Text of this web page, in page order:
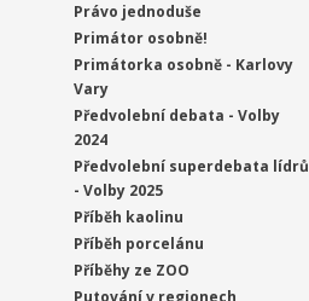
Právo jednoduše
Primátor osobně!
Primátorka osobně - Karlovy
Vary
Předvolební debata - Volby
2024
Předvolební superdebata lídrů
- Volby 2025
Příběh kaolinu
Příběh porcelánu
Příběhy ze ZOO